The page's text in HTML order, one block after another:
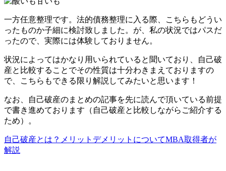
一方任意整理です。法的債務整理に入る際、こちらもどうい
ったものか子細に検討致しました。が、私の状況ではパスだ
ったので、実際には体験しておりません。
状況によってはかなり用いられていると聞いており、自己破
産と比較することでその性質は十分わきまえておりますの
で、こちらもできる限り解説してみたいと思います！
なお、自己破産のまとめの記事を先に読んで頂いている前提
で書き進めております（自己破産と比較しながらご紹介する
ため）。
自己破産とは？メリットデメリットについてMBA取得者が
解説